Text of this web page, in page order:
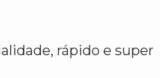
rápido e super